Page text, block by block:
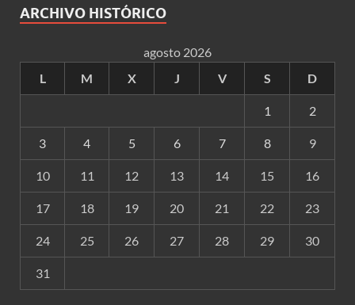
ARCHIVO HISTÓRICO
agosto 2026
L
M X J V S D
1 2
3 4 5 6 7 8 9
10 11 12 13 14 15 16
17 18 19 20 21 22 23
24 25 26 27 28 29 30
31